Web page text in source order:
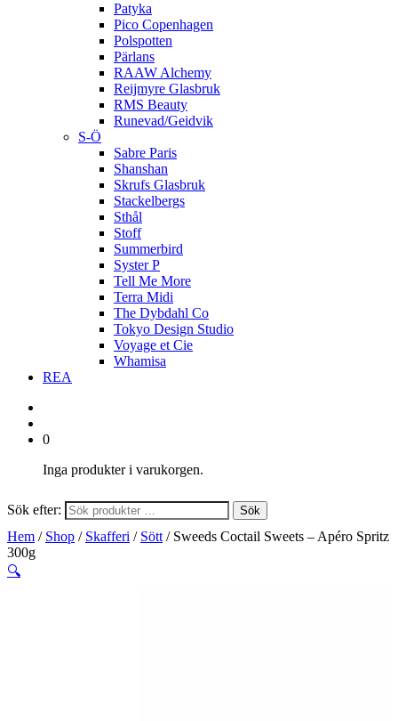
Patyka
Pico Copenhagen
Polspotten
Pärlans
RAAW Alchemy
Reijmyre Glasbruk
RMS Beauty
Runevad/Geidvik
S-Ö
Sabre Paris
Shanshan
Skrufs Glasbruk
Stackelbergs
Sthål
Stoff
Summerbird
Syster P
Tell Me More
Terra Midi
The Dybdahl Co
Tokyo Design Studio
Voyage et Cie
Whamisa
REA
0
Inga produkter i varukorgen.
Sök efter: Sök
Hem / Shop / Skafferi / Sött / Sweeds Coctail Sweets – Apéro Spritz
300g
🔍